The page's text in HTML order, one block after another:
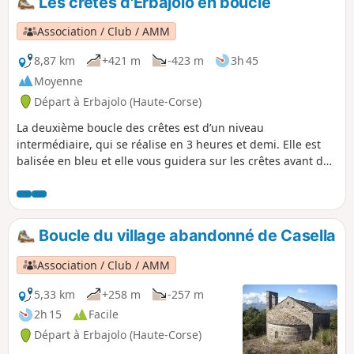
exceptionnelles sur la Vallée d'Alesani et les étangs de la
côte orientale. Pas de difficulté technique sur cette longue
randonnée qui offre des terrains très variés.
Association / Club / AMM
8,87 km
+421 m -423 m
3h 45
Moyenne
Départ à Erbajolo (Haute-Corse)
La deuxième boucle des crêtes est d’un niveau
intermédiaire, qui se réalise en 3 heures et demi. Elle est
balisée en bleu et elle vous guidera sur les crêtes avant de
centrale de la vallée. À partir de Casella le balisage change
et devient orange pour aller a la Petra a u Moru et
finalement rejoindre Erbajolo pour une montée très légère
de 1h. Dans le village abandonnée de Casella vous pouvez
raccourcir la boucle en prenant la variante par la chapelle
San Martinu pour une montée de 30 minutes également
balisée en orange.
Boucle du village abandonné de Casella
Association / Club / AMM
5,33 km
+258 m
-257 m
2h 15
Facile
Départ à Erbajolo (Haute-Corse)